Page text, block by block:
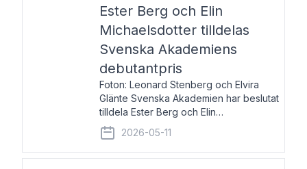
Ester Berg och Elin
Michaelsdotter tilldelas
Svenska Akademiens
debutantpris
Foton: Leonard Stenberg och Elvira
Glänte Svenska Akademien har beslutat
tilldela Ester Berg och Elin
Michaelsdotter Svenska Akademiens
debutantpris för år 2026. Priset är
nyinstiftat och syftar till att lyfta fram
2026-05-11